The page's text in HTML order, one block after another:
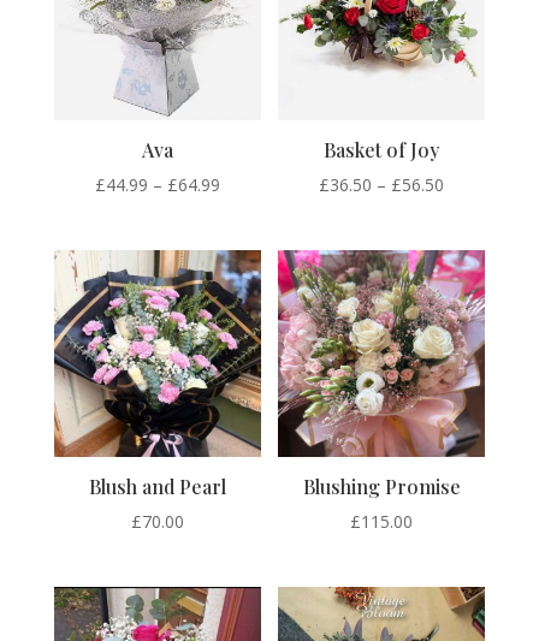
Ava
£44.99 – £64.99Price
£44.99
through
£64.99
Basket of Joy
£36.50 – £56.50
£36.50
through
£56.50
Blush and Pearl
£70.00
Blushing Promise
£115.00